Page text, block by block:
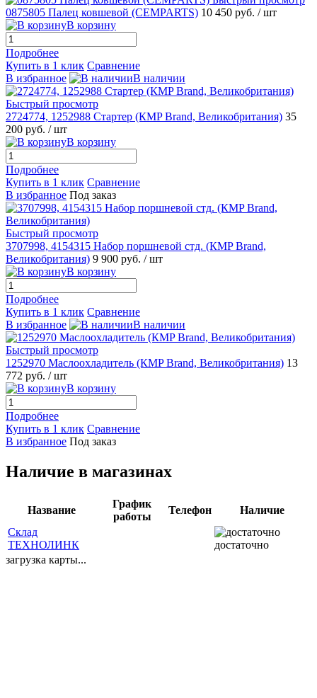
0875805 Палец ковшевой (CEMPARTS) 10 450 руб. / шт
В корзину
Подробнее
Купить в 1 клик Сравнение
В избранное
В наличии
Быстрый просмотр
2724774, 1252988 Стартер (КMP Brand, Великобритания) 35
200 руб. / шт
В корзину
Подробнее
Купить в 1 клик Сравнение
В избранное Под заказ
Быстрый просмотр
3707998, 4154315 Набор поршневой стд. (КMP Brand,
Великобритания) 9 900 руб. / шт
В корзину
Подробнее
Купить в 1 клик Сравнение
В избранное
В наличии
Быстрый просмотр
1252970 Маслоохладитель (КMP Brand, Великобритания) 13
772 руб. / шт
В корзину
Подробнее
Купить в 1 клик Сравнение
В избранное Под заказ
Наличие в магазинах
Название
График
работы
Телефон
Наличие
Склад
ТЕХНОЛИНК
достаточно
загрузка карты...